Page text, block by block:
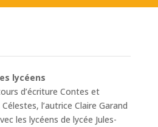
lycéens
d’écriture Contes et
l’autrice Claire Garand
les lycéens de lycée Jules-